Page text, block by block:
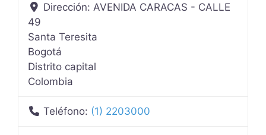
Dirección: AVENIDA CARACAS - CALLE
49
Santa Teresita
Bogotá
Distrito capital
Colombia
Teléfono: (1) 2203000